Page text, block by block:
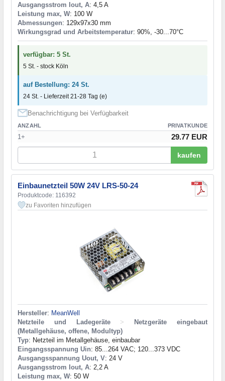
Ausgangsstrom Iout, A: 4,5 A
Leistung max, W: 100 W
Abmessungen: 129x97x30 mm
Wirkungsgrad und Arbeitstemperatur: 90%, -30...70°C
verfügbar: 5 St.
5 St. - stock Köln
auf Bestellung: 24 St.
24 St. - Lieferzeit 21-28 Tag (e)
Benachrichtigung bei Verfügbarkeit
ANZAHL PRIVATKUNDE
1+ 29.77 EUR
kaufen
Einbaunetzteil 50W 24V LRS-50-24
Produktcode: 116392
zu Favoriten hinzufügen
Hersteller: MeanWell
Netzteile und Ladegeräte
>
Netzgeräte eingebaut
(Metallgehäuse, offene, Modultyp)
Typ: Netzteil im Metallgehäuse, einbaubar
Eingangsspannung Uin: 85...264 VAC; 120...373 VDC
Ausgangsspannung Uout, V: 24 V
Ausgangsstrom Iout, A: 2,2 A
Leistung max, W: 50 W